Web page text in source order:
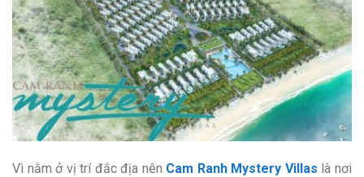
Vì nằm ở vị trí đắc địa nên Cam Ranh Mystery Villas là nơi